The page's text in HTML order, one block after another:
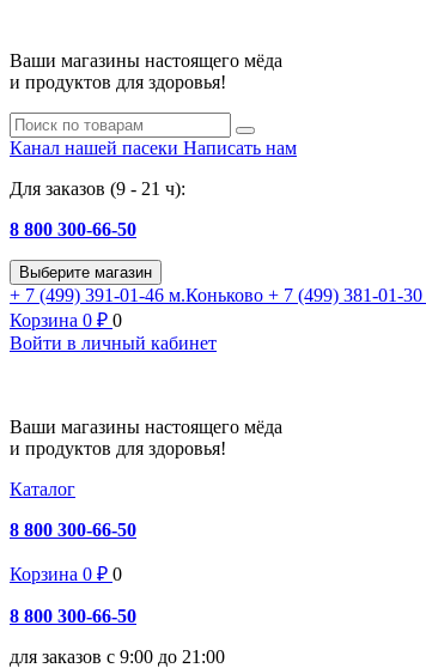
Ваши магазины настоящего мёда
и продуктов для здоровья!
Канал нашей пасеки Написать нам
Для заказов (9 - 21 ч):
8 800 300-66-50
Выберите магазин
+ 7 (499) 391-01-46 м.Коньково + 7 (499) 381-01-30
Корзина 0 ₽ 0
Войти в личный кабинет
Ваши магазины настоящего мёда
и продуктов для здоровья!
Каталог
8 800 300-66-50
Корзина 0 ₽ 0
8 800 300-66-50
для заказов с 9:00 до 21:00